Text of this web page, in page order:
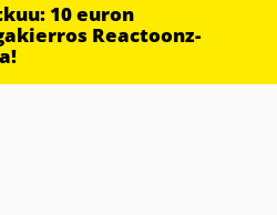
10 euron
Reactoonz-